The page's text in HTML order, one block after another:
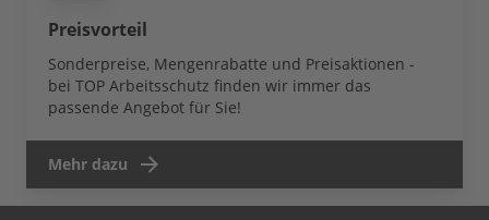
Preisvorteil
Sonderpreise, Mengenrabatte und Preisaktionen -
bei TOP Arbeitsschutz finden wir immer das
passende Angebot für Sie!
Mehr dazu